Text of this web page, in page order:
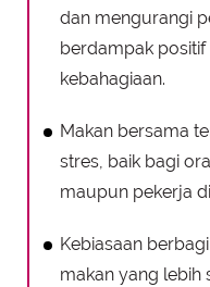
dan mengurangi
berdampak
kebahagiaan.
Makan bersama
stres, baik bagi
maupun pekerja
Kebiasaan
makan yang lebih